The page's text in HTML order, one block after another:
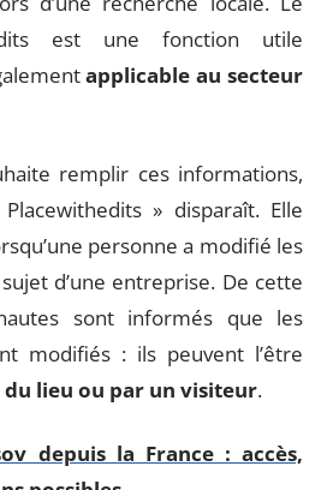
est une fonction utile
applicable au secteur
remplir ces informations,
» disparaît. Elle
personne a modifié les
d’une entreprise. De cette
sont informés que les
modifiés : ils peuvent l’être
lieu ou par un visiteur.
depuis la France : accès,